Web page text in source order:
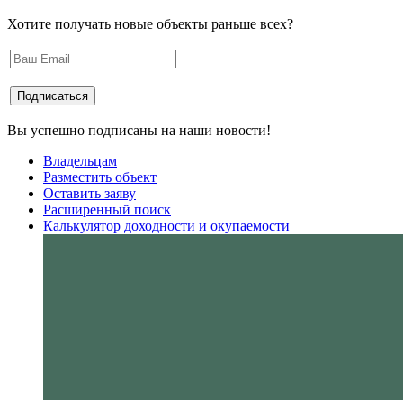
Хотите получать новые объекты раньше всех?
Вы успешно подписаны на наши новости!
Владельцам
Разместить объект
Оставить заяву
Расширенный поиск
Калькулятор доходности и окупаемости